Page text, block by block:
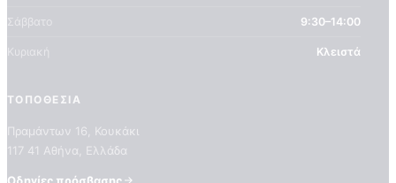
Σάββατο 9:30–14:00
Κυριακή Κλειστά
ΤΟΠΟΘΕΣΊΑ
Πραμάντων 16, Κουκάκι
117 41 Αθήνα, Ελλάδα